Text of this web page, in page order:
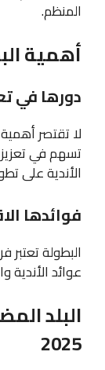
المنظم.
أهمية
دورها في
لا تقتصر
تسهم في
الأندية على
فوائدها
البطولة تعتبر
عوائد الأندية
البلد
2025